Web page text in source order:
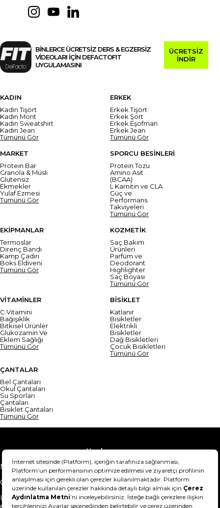
BİNLERCE ÜCRETSİZ DERS & EGZERSİZ
VİDEOLARI İÇİN DEFACTOFIT
UYGULAMASINI
ÜCRETSİZ
İNDİR
KADIN
Kadın Tişört
Kadın Mont
Kadın Sweatshirt
Kadın Jean
Tümünü Gör
ERKEK
Erkek Tişört
Erkek Şort
Erkek Eşofman
Erkek Jean
Tümünü Gör
MARKET
Protein Bar
Granola & Müsli
Glutensiz
Ekmekler
Yulaf Ezmesi
Tümünü Gör
SPORCU BESİNLERİ
Protein Tozu
Amino Asit
(BCAA)
L Karnitin ve CLA
Güç ve
Performans
Takviyeleri
Tümünü Gör
EKİPMANLAR
Termoslar
Direnç Bandı
Kamp Çadırı
Boks Eldiveni
Tümünü Gör
KOZMETİK
Saç Bakım
Ürünleri
Parfüm ve
Deodorant
Highlighter
Saç Boyası
Tümünü Gör
VİTAMİNLER
C Vitamini
Bağışıklık
Bitkisel Ürünler
Glukozamin Ve
Eklem Sağlığı
Tümünü Gör
BİSİKLET
Katlanır
Bisikletler
Elektrikli
Bisikletler
Dağ Bisikletleri
Çocuk Bisikletleri
Tümünü Gör
ÇANTALAR
Bel Çantaları
Okul Çantaları
Su Sporları
Çantaları
Bisiklet Çantaları
Tümünü Gör
Yardım
Mesafeli Satış Sözleşmesi
Teslimat Bilgisi
Gizlilik Sözleşmesi
Şartlar & Koşullar
Ürünümü nasıl iade
edebilirim?
Hakkımızda